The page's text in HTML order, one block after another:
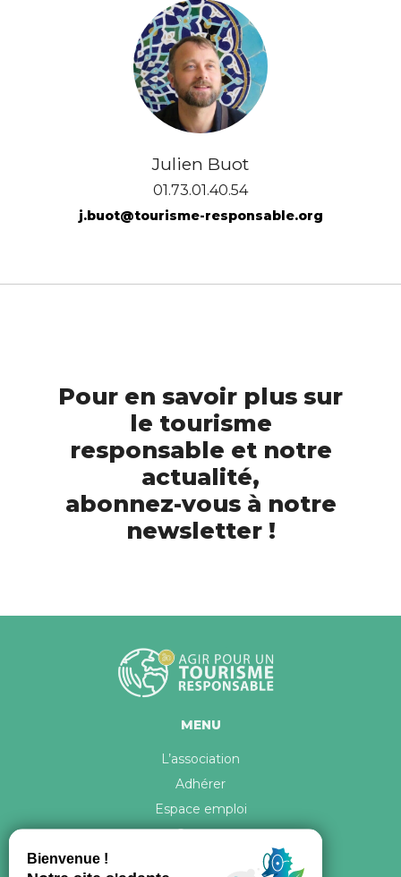
Julien Buot
01.73.01.40.54
j.buot@tourisme-responsable.org
Pour en savoir plus sur
le tourisme
responsable et notre
actualité,
abonnez-vous à notre
newsletter !
MENU
L’association
Adhérer
Espace emploi
Contact